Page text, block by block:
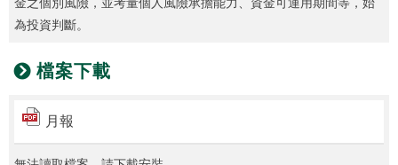
金之個別風險，並考量個人風險承擔能力、資金可運用期間等，始
為投資判斷。
檔案下載
月報